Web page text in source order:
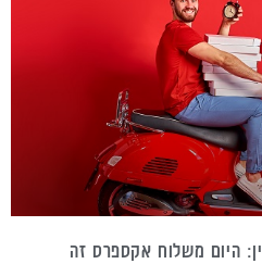
היום משלוח אקספרס זה